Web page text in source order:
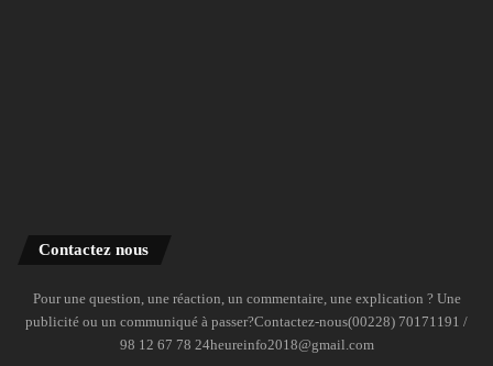
Contactez nous
Pour une question, une réaction, un commentaire, une explication ? Une
publicité ou un communiqué à passer?Contactez-nous(00228) 70171191 /
98 12 67 78 24heureinfo2018@gmail.com